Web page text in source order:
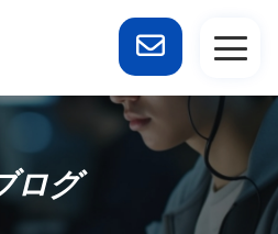
ログ